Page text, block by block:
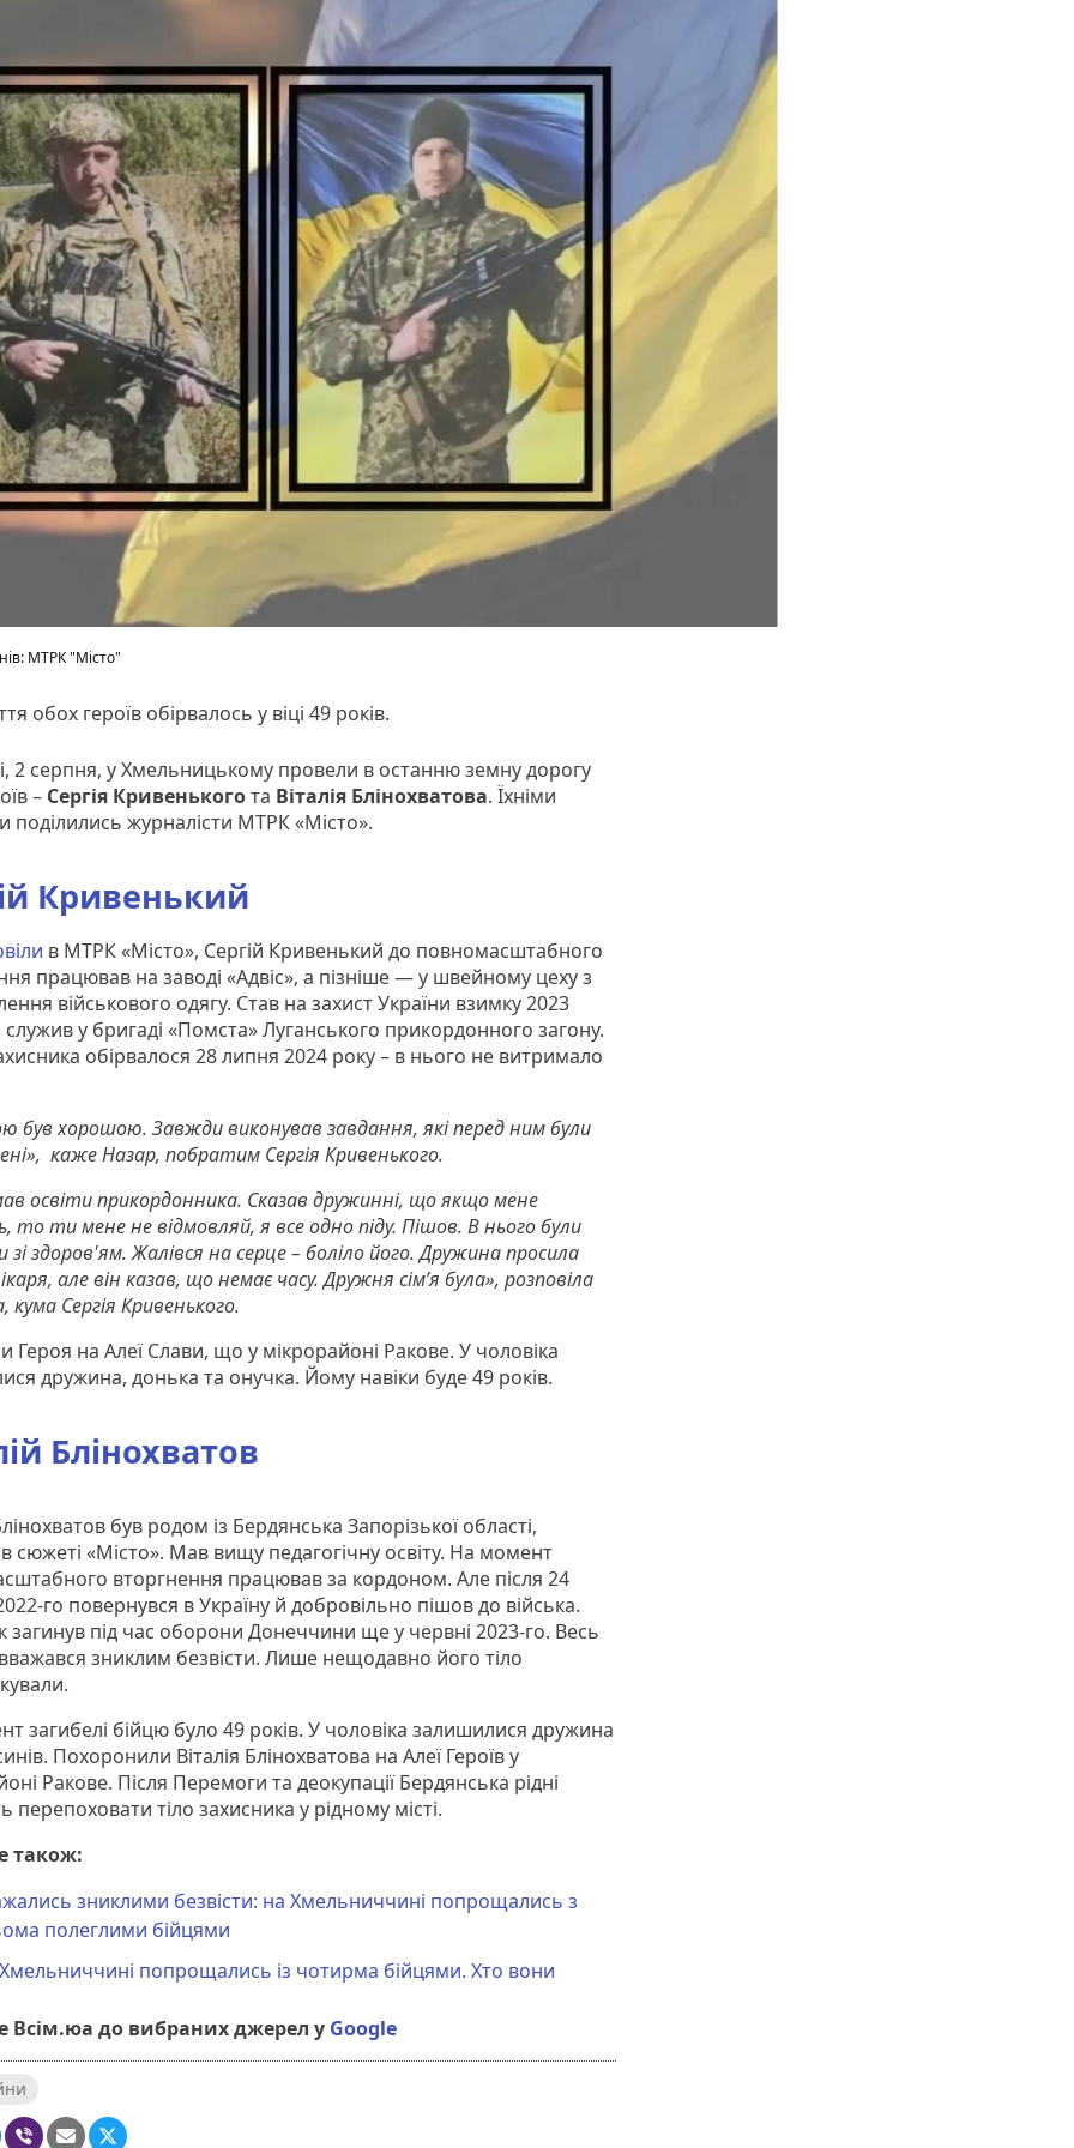
МТРК "Місто"
обох героїв обірвалось у віці 49 років.
2 серпня, у Хмельницькому провели в останню земну дорогу
– Сергія Кривенькогота Віталія Блінохватова. Їхніми
поділились журналісти МТРК «Місто».
Кривенький
в МТРК «Місто», Сергій Кривенький до повномасштабного
працював на заводі «Адвіс», а пізніше — у швейному цеху з
військового одягу. Став на захист України взимку 2023
служив у бригаді «Помста» Луганського прикордонного загону.
обірвалося 28 липня 2024 року – в нього не витримало
був хорошою. Завжди виконував завдання, які перед ним були
каже Назар, побратим Сергія Кривенького.
освіти прикордонника. Сказав дружинні, що якщо мене
то ти мене не відмовляй, я все одно піду. Пішов. В нього були
зі здоров'ям. Жалівся на серце – боліло його. Дружина просила
але він казав, що немає часу. Дружня сім’я була», розповіла
кума Сергія Кривенького.
Героя на Алеї Слави, що у мікрорайоні Ракове. У чоловіка
дружина, донька та онучка. Йому навіки буде 49 років.
Блінохватов
був родом із Бердянська Запорізької області,
сюжеті «Місто». Мав вищу педагогічну освіту. На момент
вторгнення працював за кордоном. Але після 24
го повернувся в Україну й добровільно пішов до війська.
загинув під час оборони Донеччини ще у червні 2023-го. Весь
зниклим безвісти. Лише нещодавно його тіло
загибелі бійцю було 49 років. У чоловіка залишилися дружина
Похоронили Віталія Блінохватова на Алеї Героїв у
Ракове. Після Перемоги та деокупації Бердянська рідні
перепоховати тіло захисника у рідному місті.
також:
зниклими безвісти: на Хмельниччині попрощались з
полеглими бійцями
попрощались із чотирма бійцями. Хто вони
Всім.юа до вибраних джерел у Google